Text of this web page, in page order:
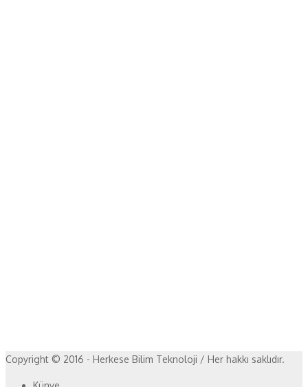
Copyright © 2016 - Herkese Bilim Teknoloji / Her hakkı saklıdır.